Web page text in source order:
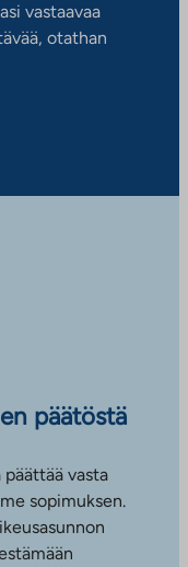
vastaavaa
otathan
päätöstä
vasta
sopimuksen.